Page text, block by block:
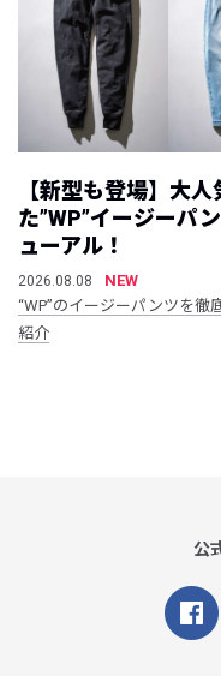
【新型も登場】大人
た”WP”イージーパ
ューアル！
2026.08.08
NEW
“WP”のイージーパンツを徹
紹介
公